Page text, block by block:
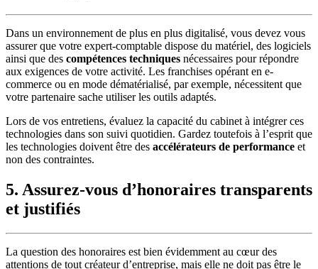
Dans un environnement de plus en plus digitalisé, vous devez vous
assurer que votre expert-comptable dispose du matériel, des logiciels
ainsi que des compétences techniques nécessaires pour répondre
aux exigences de votre activité. Les franchises opérant en e-
commerce ou en mode dématérialisé, par exemple, nécessitent que
votre partenaire sache utiliser les outils adaptés.
Lors de vos entretiens, évaluez la capacité du cabinet à intégrer ces
technologies dans son suivi quotidien. Gardez toutefois à l’esprit que
les technologies doivent être des accélérateurs de performance et
non des contraintes.
5. Assurez-vous d’honoraires transparents
et justifiés
La question des honoraires est bien évidemment au cœur des
attentions de tout créateur d’entreprise, mais elle ne doit pas être le